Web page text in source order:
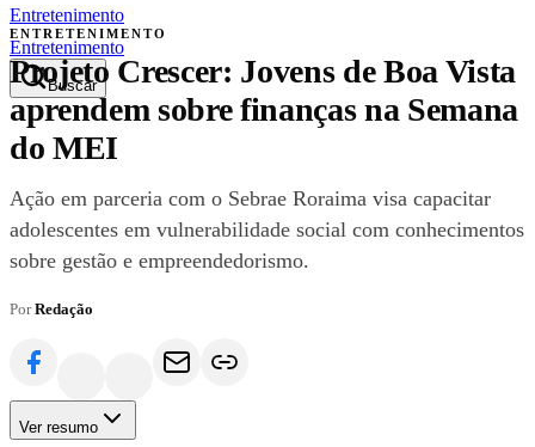
maisroraima
Entretenimento
Buscar
Entretenimento
ENTRETENIMENTO
Projeto Crescer: Jovens de Boa Vista
aprendem sobre finanças na Semana
do MEI
Ação em parceria com o Sebrae Roraima visa capacitar
adolescentes em vulnerabilidade social com conhecimentos
sobre gestão e empreendedorismo.
PorRedação
Ver resumo